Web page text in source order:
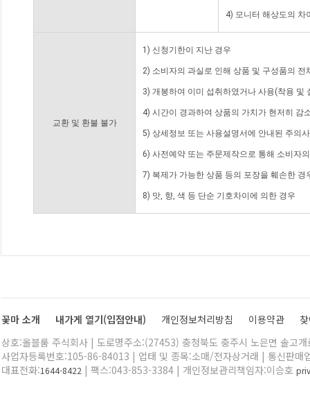
4) 모니터 해상도의 차
교환 및 환불 불가
1) 신청기한이 지난 경우
2) 소비자의 과실로 인해 상품 및 구성품의
3) 개봉하여 이미 섭취하였거나 사용(착용 및
4) 시간이 경과하여 상품의 가치가 현저히 감
5) 상세정보 또는 사용설명서에 안내된 주의
6) 사전예약 또는 주문제작으로 통해 소비자
7) 복제가 가능한 상품 등의 포장을 훼손한 경
8) 맛, 향, 색 등 단순 기호차이에 의한 경우
꽃마 소개 내가게 열기(입점안내) 개인정보처리방침 이용약관
상호:올블룸 주식회사 | 도로명주소:(27453) 충청북도 충주시 노은면 솔고
사업자등록번호:105-86-84013 | 업태 및 종목:소매/전자상거래 | 통신판매
대표전화:1644-8422 | 팩스:043-853-3384 | 개인정보관리책임자:이승호